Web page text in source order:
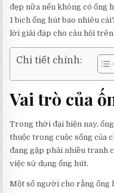
đẹp nữa nếu không có ống
1 bịch ống hút bao nhiêu
lời giải đáp cho câu hỏi
Chi tiết chính:
Vai trò của
Trong thời đại hiện nay,
thuộc trong cuộc sống của
đang gặp phải nhiều tranh
việc sử dụng ống hút.
Một số người cho rằng ống